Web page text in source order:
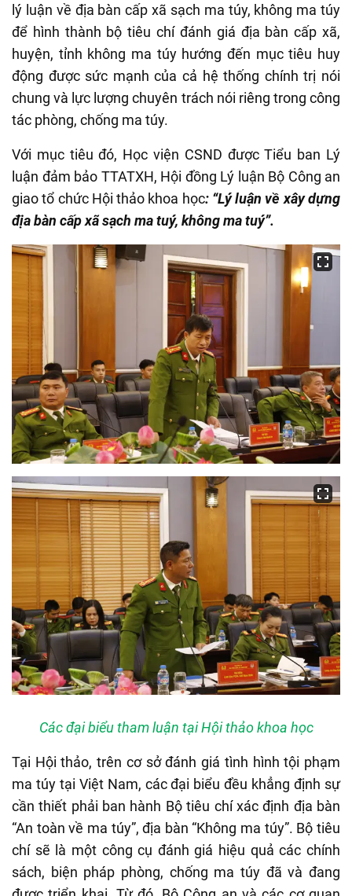
lý luận về địa bàn cấp xã sạch ma túy, không ma túy
để hình thành bộ tiêu chí đánh giá địa bàn cấp xã,
huyện, tỉnh không ma túy hướng đến mục tiêu huy
động được sức mạnh của cả hệ thống chính trị nói
chung và lực lượng chuyên trách nói riêng trong công
tác phòng, chống ma túy.
Với mục tiêu đó, Học viện CSND được Tiểu ban Lý
luận đảm bảo TTATXH, Hội đồng Lý luận Bộ Công an
giao tổ chức Hội thảo khoa học: “Lý luận về xây dựng
địa bàn cấp xã sạch ma tuý, không ma tuý”.
Các đại biểu tham luận tại Hội thảo khoa học
Tại Hội thảo, trên cơ sở đánh giá tình hình tội phạm
ma túy tại Việt Nam, các đại biểu đều khẳng định sự
cần thiết phải ban hành Bộ tiêu chí xác định địa bàn
“An toàn về ma túy”, địa bàn “Không ma túy”. Bộ tiêu
chí sẽ là một công cụ đánh giá hiệu quả các chính
sách, biện pháp phòng, chống ma túy đã và đang